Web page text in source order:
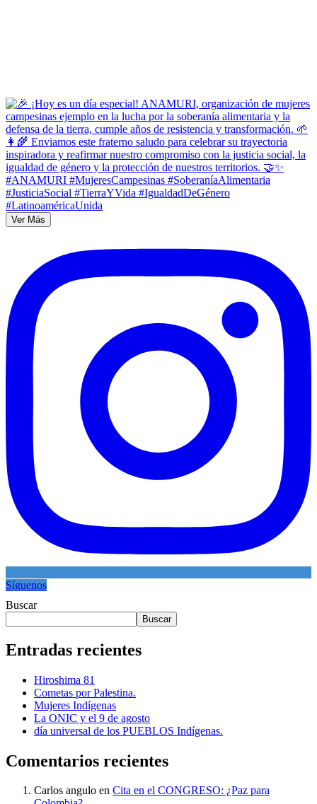
Ver Más
Síguenos
Buscar
Buscar
Entradas recientes
Hiroshima 81
Cometas por Palestina.
Mujeres Indígenas
La ONIC y el 9 de agosto
día universal de los PUEBLOS Indígenas.
Comentarios recientes
Carlos angulo en Cita en el CONGRESO: ¿Paz para